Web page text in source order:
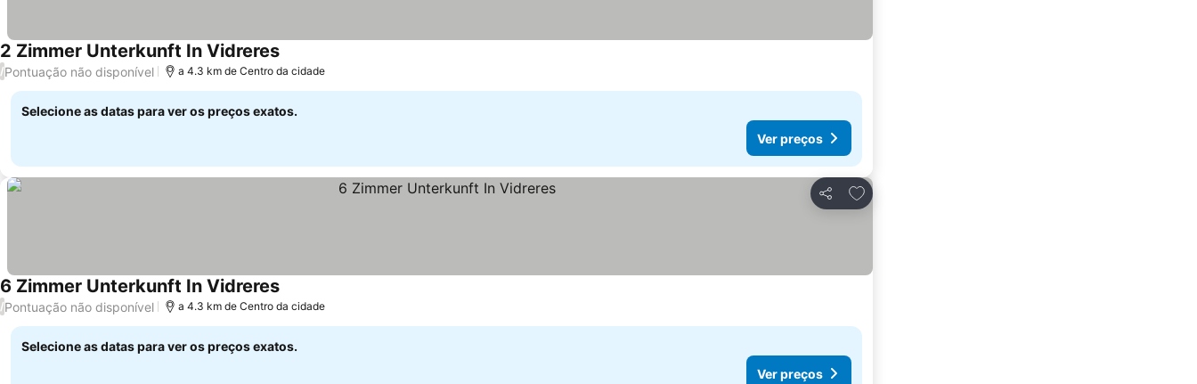
2 Zimmer Unterkunft In VidreresVer preços
/Pontuação não disponível a 4.3 km de Centro da cidade
Selecione as datas para ver os preços exatos.
Ver preços
Partilhar
Adicionar aos favoritos
6 Zimmer Unterkunft In VidreresVer preços
/Pontuação não disponível a 4.3 km de Centro da cidade
Selecione as datas para ver os preços exatos.
Ver preços